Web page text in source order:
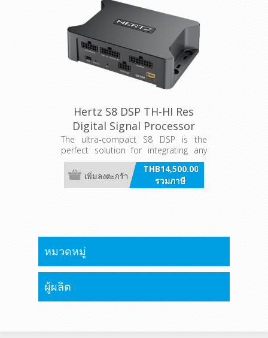
Hertz S8 DSP TH-HI Res
Digital Signal Processor
The ultra-compact S8 DSP is the
perfect solution for integrating any
OEM source into your audio upgrade
project for cars, motorcycles, and
boats! S8 DSP is a distilled essence
THB14,500.00
รวมภาษี
เพิ่มลงตะกร้า
หมวดหมู่
ผู้ผลิต